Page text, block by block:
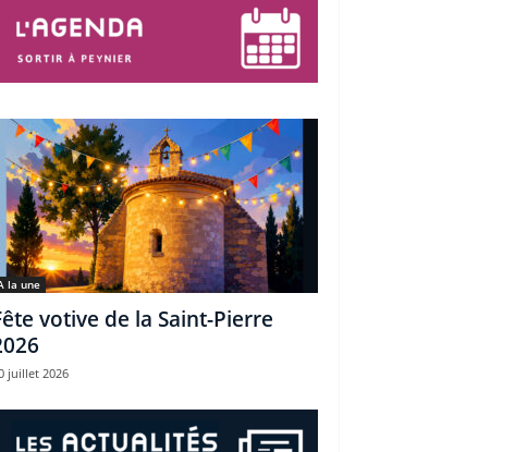
la une
votive de la Saint-Pierre
juillet 2026